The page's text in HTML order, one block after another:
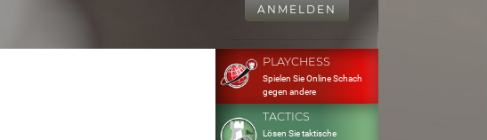
ANMELDEN
PLAYCHESS
Spielen Sie Online Schach
gegen andere
TACTICS
Lösen Sie taktische